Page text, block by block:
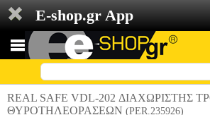
E-shop.gr App
REAL SAFE VDL-202 ΔΙΑΧΩΡΙΣΤΗΣ
ΘΥΡΟΤΗΛΕΟΡΑΣΕΩΝ (PER.235926)